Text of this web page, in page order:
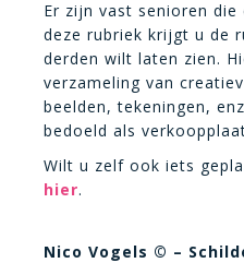
Er zijn vast senioren
deze rubriek krijgt u de
derden wilt laten zien.
verzameling van
beelden, tekeningen,
bedoeld als
Wilt u zelf ook iets
hier.
Nico Vogels © –